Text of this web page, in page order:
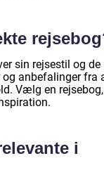
sin rejsestil og de
anbefalinger fra
Vælg en
i